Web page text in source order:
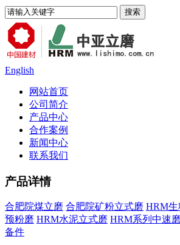
English
网站首页
公司简介
产品中心
合作案例
新闻中心
联系我们
产品详情
合肥院煤立磨 合肥院矿粉立式磨 HRM生
预粉磨 HRM水泥立式磨 HRM系列中速
备件